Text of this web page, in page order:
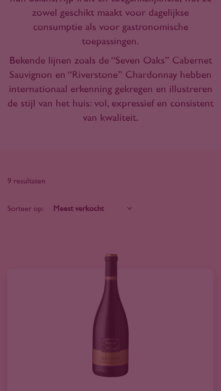
zowel geschikt maakt voor dagelijkse
consumptie als voor gastronomische
toepassingen.
Bekende lijnen zoals de “Seven Oaks” Cabernet
Sauvignon en “Riverstone” Chardonnay hebben
internationaal erkenning gekregen en illustreren
de stijl van het huis: vol, expressief en consistent
van kwaliteit.
9 resultaten
Sorteer op: